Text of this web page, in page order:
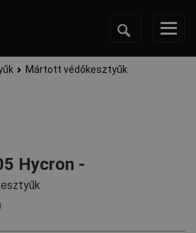
Mártott védőkesztyűk
Hycron -